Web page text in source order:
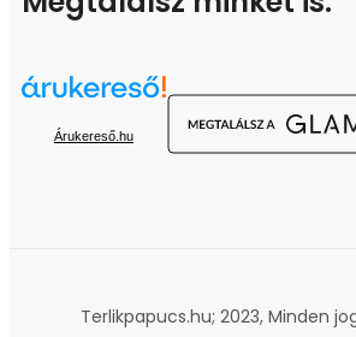
Árukereső.hu
Terlikpapucs.hu; 2023, Minden